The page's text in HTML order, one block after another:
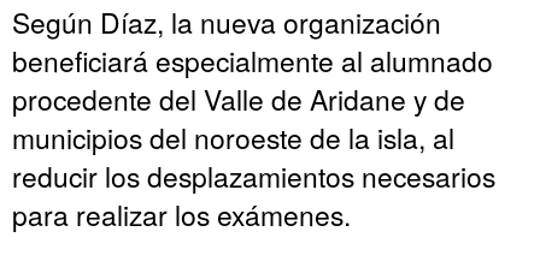
Según Díaz, la nueva organización
beneficiará especialmente al alumnado
procedente del Valle de Aridane y de
municipios del noroeste de la isla, al
reducir los desplazamientos necesarios
para realizar los exámenes.